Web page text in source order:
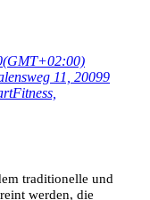
(GMT+02:00)
11, 20099
Fitness,
traditionelle und
werden, die